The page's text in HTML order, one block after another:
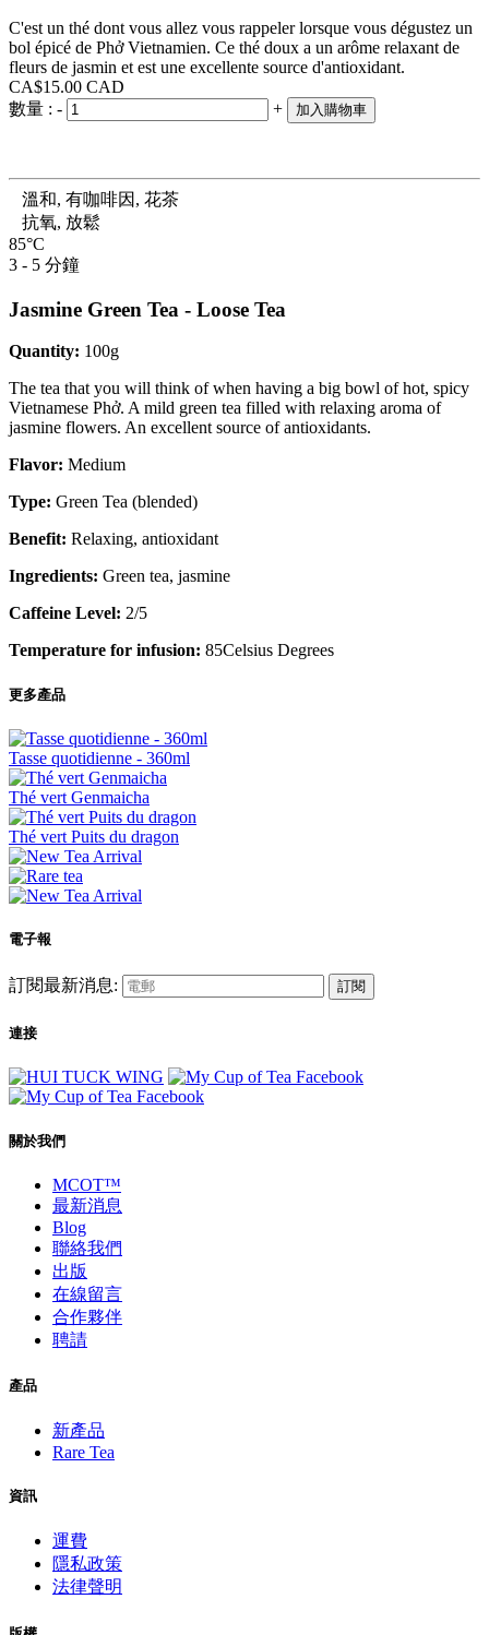
C'est un thé dont vous allez vous rappeler lorsque vous dégustez un
bol épicé de Phở Vietnamien. Ce thé doux a un arôme relaxant de
fleurs de jasmin et est une excellente source d'antioxidant.
CA$15.00 CAD
數量 : - + 加入購物車
溫和, 有咖啡因, 花茶
抗氧, 放鬆
85°C
3 - 5 分鐘
Jasmine Green Tea - Loose Tea
Quantity: 100g
The tea that you will think of when having a big bowl of hot, spicy
Vietnamese Phở. A mild green tea filled with relaxing aroma of
jasmine flowers. An excellent source of antioxidants.
Flavor: Medium
Type: Green Tea (blended)
Benefit: Relaxing, antioxidant
Ingredients: Green tea, jasmine
Caffeine Level: 2/5
Temperature for infusion: 85Celsius Degrees
更多產品
Tasse quotidienne - 360ml
Thé vert Genmaicha
Thé vert Puits du dragon
電子報
訂閱最新消息: 訂閱
連接
關於我們
MCOT™
最新消息
Blog
聯絡我們
出版
在線留言
合作夥伴
聘請
產品
新產品
Rare Tea
資訊
運費
隱私政策
法律聲明